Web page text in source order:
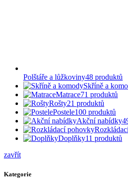
Polštáře a lůžkoviny48 produktů
Skříně a
Matrace71 produktů
Rošty21 produktů
Postele100 produktů
Akční nabídky
Doplňky11 produktů
zavřít
Kategorie